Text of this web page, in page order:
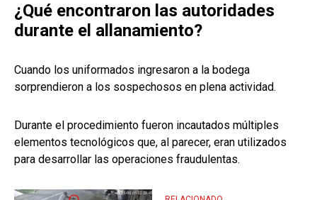
¿Qué encontraron las autoridades
durante el allanamiento?
Cuando los uniformados ingresaron a la bodega
sorprendieron a los sospechosos en plena actividad.
Durante el procedimiento fueron incautados múltiples
elementos tecnológicos que, al parecer, eran utilizados
para desarrollar las operaciones fraudulentas.